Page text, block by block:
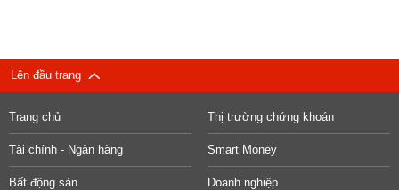
Lên đầu trang
Trang chủ Thị trường chứng khoán
Tài chính - Ngân hàng Smart Money
Bất động sản Doanh nghiệp